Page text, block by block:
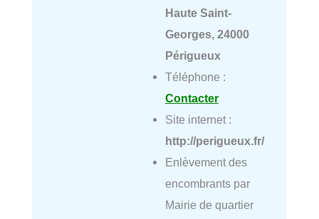
Haute Saint-
Georges, 24000
Périgueux
Téléphone :
Contacter
Site internet :
http://perigueux.fr/
Enlèvement des
encombrants par
Mairie de quartier